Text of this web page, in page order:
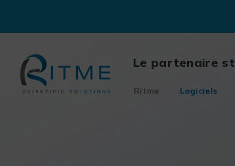
content
Le partenaire
Ritme Logiciels